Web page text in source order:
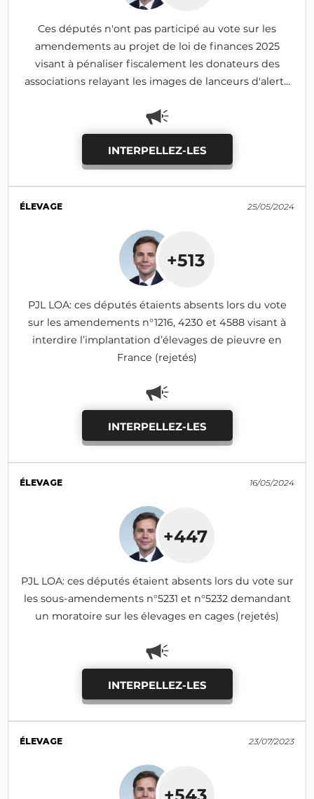
Ces députés n'ont pas participé au vote sur les
amendements au projet de loi de finances 2025
visant à pénaliser fiscalement les donateurs des
associations relayant les images de lanceurs d'alerte
INTERPELLEZ-LES
ÉLEVAGE 25/05/2024
+513
PJL LOA: ces députés étaients absents lors du vote
sur les amendements n°1216, 4230 et 4588 visant à
interdire l’implantation d’élevages de pieuvre en
France (rejetés)
INTERPELLEZ-LES
ÉLEVAGE 16/05/2024
+447
PJL LOA: ces députés étaient absents lors du vote sur
les sous-amendements n°5231 et n°5232 demandant
un moratoire sur les élevages en cages (rejetés)
INTERPELLEZ-LES
ÉLEVAGE 23/07/2023
+543